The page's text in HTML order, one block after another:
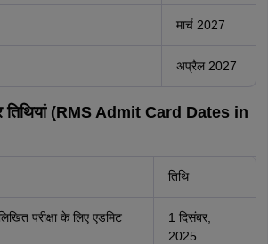
मार्च 2027
अप्रैल 2027
तिथियां (RMS Admit Card Dates in
तिथि
परीक्षा के लिए एडमिट
1 दिसंबर,
2025